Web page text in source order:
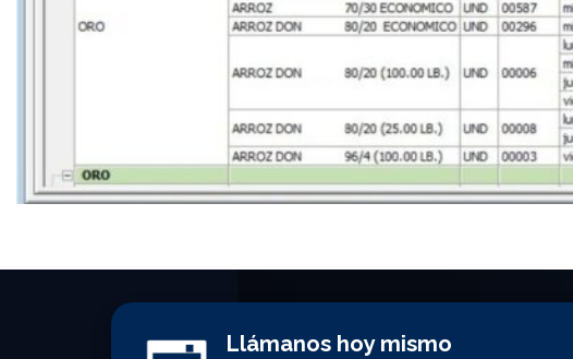
Llámanos hoy mismo